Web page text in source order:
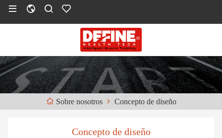
Sobre nosotros Concepto de diseño
Concepto de diseño